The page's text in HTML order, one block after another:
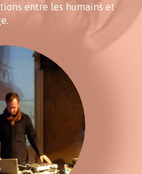
entre les humains et